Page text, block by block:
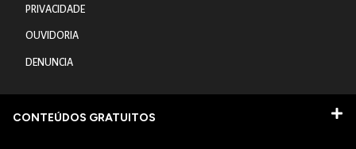
PRIVACIDADE
OUVIDORIA
DENUNCIA
CONTEÚDOS GRATUITOS